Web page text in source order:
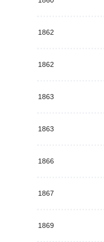
1862
1862
1863
1863
1866
1867
1869